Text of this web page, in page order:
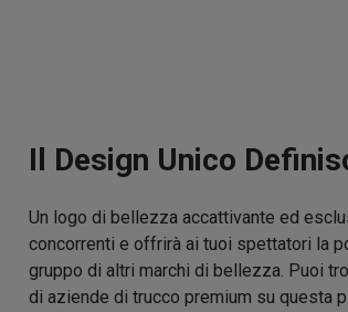
Il Design Unico
Un logo di bellezza accattivante ed
concorrenti e offrirà ai tuoi spettatori la
gruppo di altri marchi di bellezza. Puoi
di aziende di trucco premium su questa